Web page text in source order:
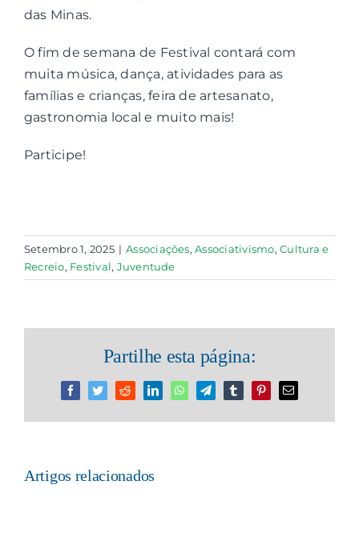
das Minas.
O fim de semana de Festival contará com
muita música, dança, atividades para as
famílias e crianças, feira de artesanato,
gastronomia local e muito mais!
Participe!
Setembro 1, 2025 | Associações,Associativismo,Cultura e
Recreio, Festival, Juventude
Partilhe esta página:
FacebookTwitterRedditLinkedInWhatsAppTelegramTumblrPinterestEmail
Artigos relacionados